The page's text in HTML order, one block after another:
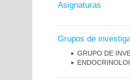
Asignaturas
Grupos de
GRUPO DE